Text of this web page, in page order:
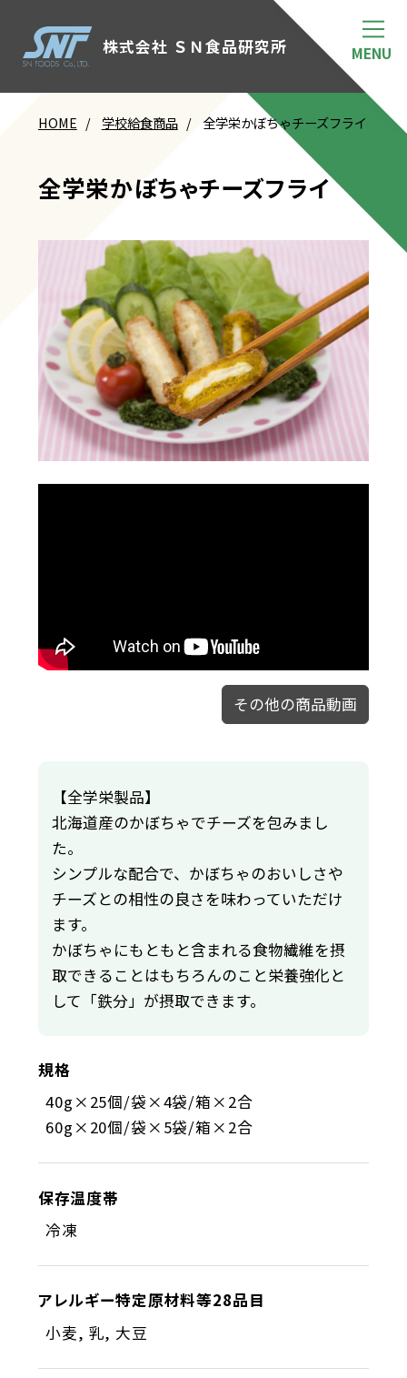
株式会社 ＳＮ食品研究所
HOME 学校給食商品 全学栄かぼちゃチーズフライ
全学栄かぼちゃチーズフライ
その他の商品動画
【全学栄製品】
北海道産のかぼちゃでチーズを包みまし
た。
シンプルな配合で、かぼちゃのおいしさや
チーズとの相性の良さを味わっていただけ
ます。
かぼちゃにもともと含まれる食物繊維を摂
取できることはもちろんのこと栄養強化と
して「鉄分」が摂取できます。
規格
40g×25個/袋×4袋/箱×2合
60g×20個/袋×5袋/箱×2合
保存温度帯
冷凍
アレルギー特定原材料等28品目
小麦, 乳, 大豆